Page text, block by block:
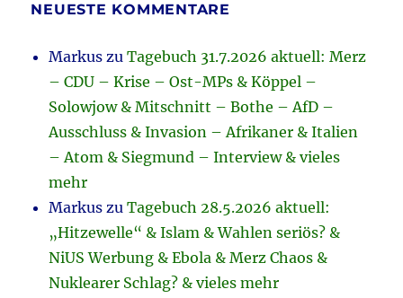
NEUESTE KOMMENTARE
Markus zuTagebuch 31.7.2026 aktuell: Merz
– CDU – Krise – Ost-MPs & Köppel –
Solowjow & Mitschnitt – Bothe – AfD –
Ausschluss & Invasion – Afrikaner & Italien
– Atom & Siegmund – Interview & vieles
mehr
Markus zuTagebuch 28.5.2026 aktuell:
„Hitzewelle“ & Islam & Wahlen seriös? &
NiUS Werbung & Ebola & Merz Chaos &
Nuklearer Schlag? & vieles mehr